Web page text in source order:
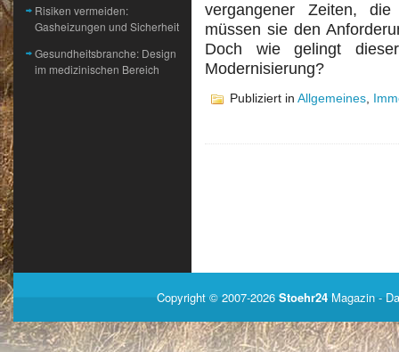
Risiken vermeiden:
Gasheizungen und Sicherheit
Gesundheitsbranche: Design
im medizinischen Bereich
vergangener Zeiten,
müssen sie den
Doch wie gelingt
Modernisierung?
Publiziert in Allgemeines
Copyright © 2007-2026 Stoehr24 Magazin -